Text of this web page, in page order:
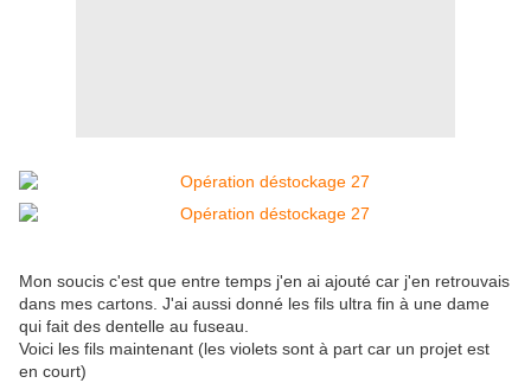
Mon soucis c'est que entre temps j'en ai ajouté car j'en retrouvais
dans mes cartons. J'ai aussi donné les fils ultra fin à une dame
qui fait des dentelle au fuseau.
Voici les fils maintenant (les violets sont à part car un projet est
en court)